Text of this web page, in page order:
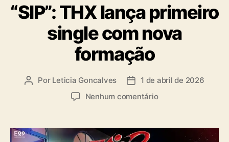
t
e
g
o
r
i
s
“SIP”: THX lança primeiro
single com nova
formação
A
r
d
Por Leticia Goncalves
D
d
e
1 de abril de 2026
Nenhum comentárioe
S